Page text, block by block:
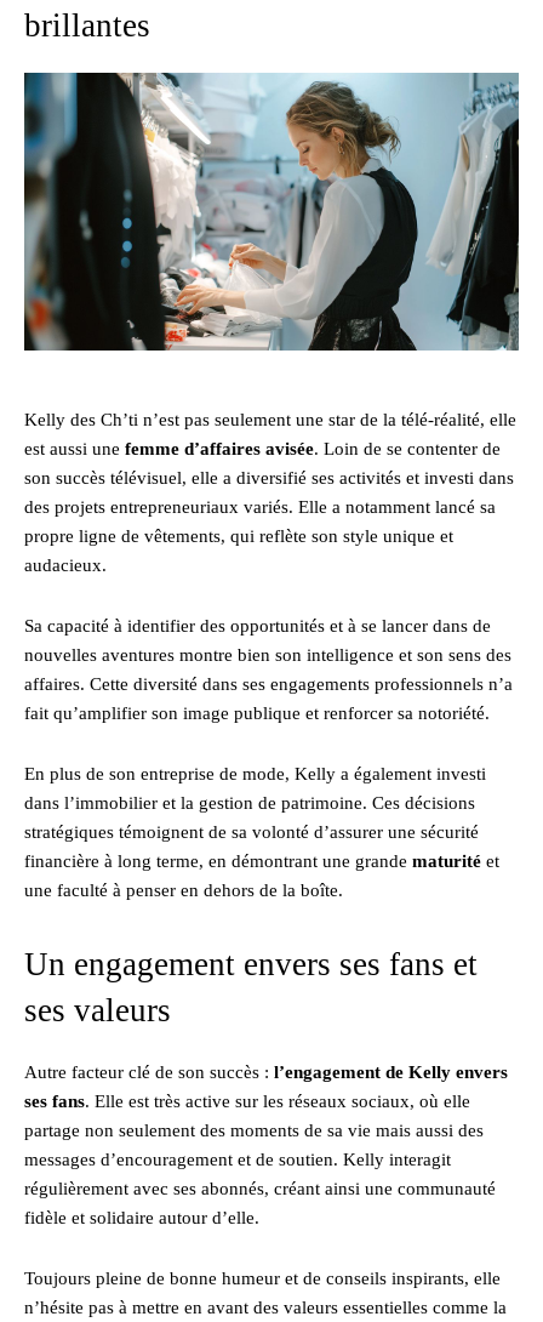
brillantes
Kelly des Ch’ti n’est pas seulement une star de la télé-réalité, elle
est aussi une femme d’affaires avisée. Loin de se contenter de
son succès télévisuel, elle a diversifié ses activités et investi dans
des projets entrepreneuriaux variés. Elle a notamment lancé sa
propre ligne de vêtements, qui reflète son style unique et
audacieux.
Sa capacité à identifier des opportunités et à se lancer dans de
nouvelles aventures montre bien son intelligence et son sens des
affaires. Cette diversité dans ses engagements professionnels n’a
fait qu’amplifier son image publique et renforcer sa notoriété.
En plus de son entreprise de mode, Kelly a également investi
dans l’immobilier et la gestion de patrimoine. Ces décisions
stratégiques témoignent de sa volonté d’assurer une sécurité
financière à long terme, en démontrant une grande maturité et
une faculté à penser en dehors de la boîte.
Un engagement envers ses fans et
ses valeurs
Autre facteur clé de son succès : l’engagement de Kelly envers
ses fans. Elle est très active sur les réseaux sociaux, où elle
partage non seulement des moments de sa vie mais aussi des
messages d’encouragement et de soutien. Kelly interagit
régulièrement avec ses abonnés, créant ainsi une communauté
fidèle et solidaire autour d’elle.
Toujours pleine de bonne humeur et de conseils inspirants, elle
n’hésite pas à mettre en avant des valeurs essentielles comme la